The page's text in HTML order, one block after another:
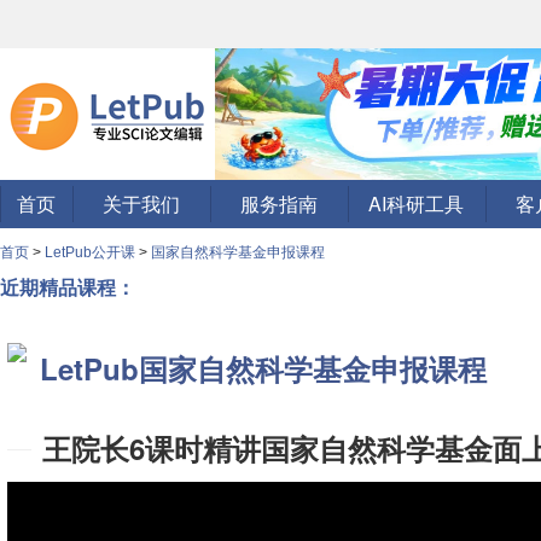
首页 关于我们 服务指南 AI科研工具 客
首页 > LetPub公开课 > 国家自然科学基金申报课程
近期精品课程：
LetPub国家自然科学基金申报课程
王院长6课时精讲国家自然科学基金面